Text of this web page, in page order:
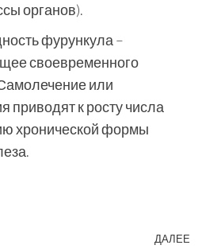
органов).
фурункула –
своевременного
или
приводят к росту числа
хронической формы
ДАЛЕЕ